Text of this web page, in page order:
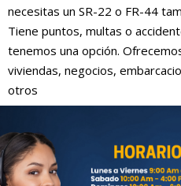
necesitas un SR-22 o FR-44
Tiene puntos, multas o
tenemos una opción.
viviendas, negocios,
otros